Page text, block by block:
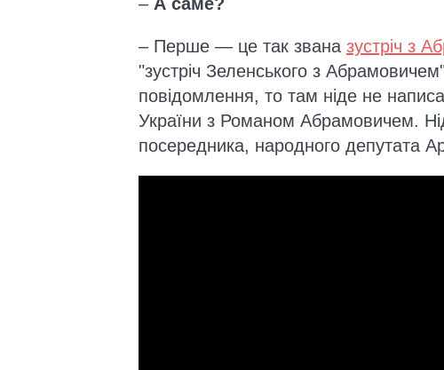
– Перше — це так звана зустріч з
"зустріч Зеленського з
повідомлення, то там ніде не
України з Романом Абрамовичем.
посередника, народного депутата